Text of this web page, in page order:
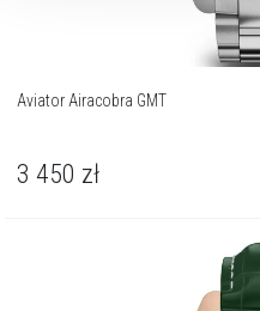
Aviator Airacobra GMT
3 450 zł